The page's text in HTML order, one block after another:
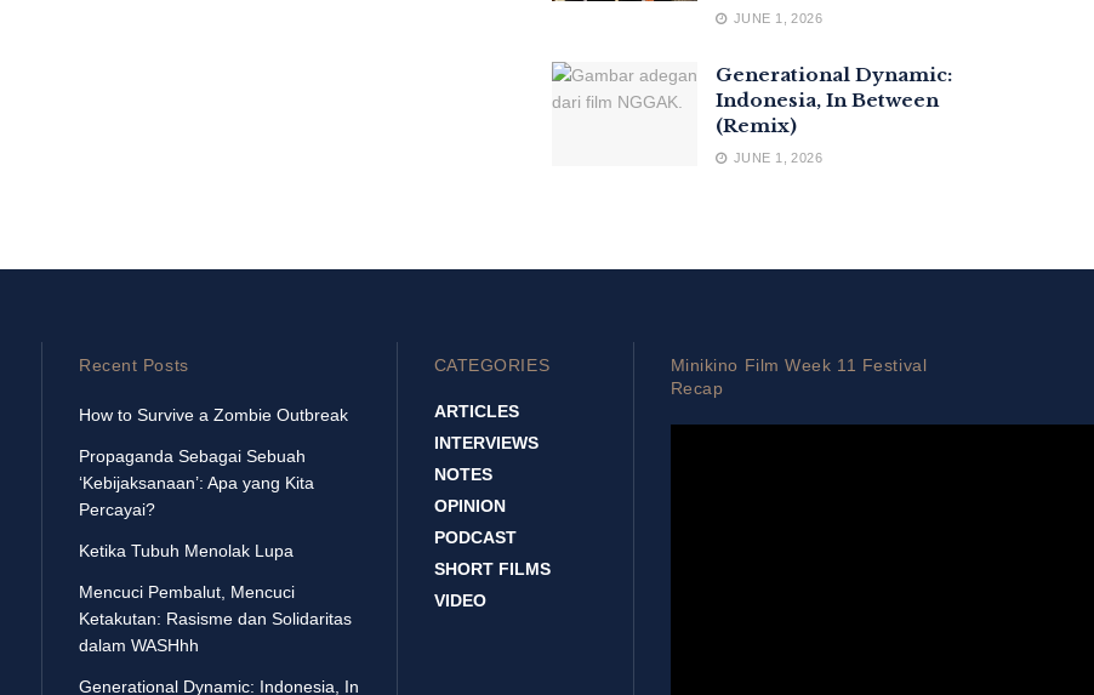
JUNE 1, 2026
Generational Dynamic:
Indonesia, In Between
(Remix)
JUNE 1, 2026
Recent Posts
How to Survive a Zombie Outbreak
Propaganda Sebagai Sebuah
‘Kebijaksanaan’: Apa yang Kita
Percayai?
Ketika Tubuh Menolak Lupa
Mencuci Pembalut, Mencuci
Ketakutan: Rasisme dan Solidaritas
dalam WASHhh
Generational Dynamic: Indonesia, In
CATEGORIES
ARTICLES
INTERVIEWS
NOTES
OPINION
PODCAST
SHORT FILMS
VIDEO
Minikino Film Week 11 Festival
Recap